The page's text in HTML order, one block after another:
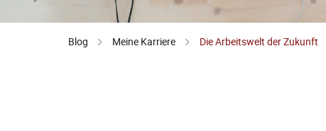
Blog Meine Karriere Die Arbeitswelt der Zukunft